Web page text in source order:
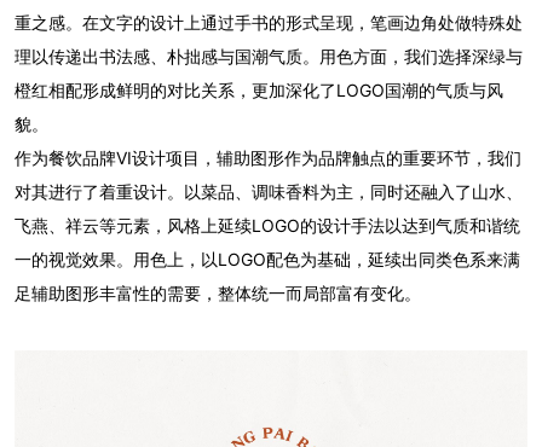
重之感。在文字的设计上通过手书的形式呈现，笔画边角处做特殊处
理以传递出书法感、朴拙感与国潮气质。用色方面，我们选择深绿与
橙红相配形成鲜明的对比关系，更加深化了LOGO国潮的气质与风
貌。
作为餐饮品牌VI设计项目，辅助图形作为品牌触点的重要环节，我们
对其进行了着重设计。以菜品、调味香料为主，同时还融入了山水、
飞燕、祥云等元素，风格上延续LOGO的设计手法以达到气质和谐统
一的视觉效果。用色上，以LOGO配色为基础，延续出同类色系来满
足辅助图形丰富性的需要，整体统一而局部富有变化。